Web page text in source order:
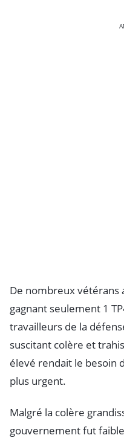
De nombreux vétérans
gagnant seulement 1
travailleurs de la
suscitant colère et
élevé rendait le besoin
plus urgent.
Malgré la colère
gouvernement fut